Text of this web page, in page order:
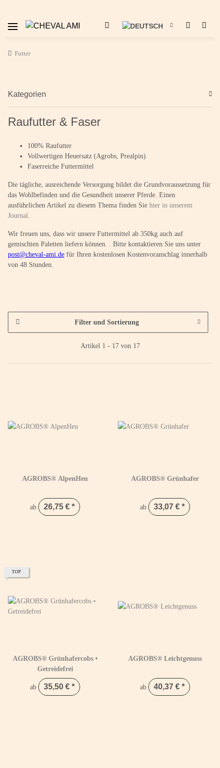
Futter
Raufutter & Faser
100% Raufutter
Vollwertigen Heuersatz (Agrobs, Prealpin)
Faserreiche Futtermittel
Die tägliche, ausreichende Versorgung bildet die Grundvoraussetzung für
das Wohlbefinden und die Gesundheit unserer Pferde. Einen
ausführlichen Artikel zu diesem Thema finden Sie hier in unserem
Journal
Wir freuen uns, dass wir unsere Futtermittel ab 350kg auch auf
gemischten Paletten liefern können. . Bitte kontaktieren Sie uns unter
post@cheval-ami.de für Ihren kostenlosen Kostenvoranschlag innerhalb
von 48 Stunden.
Filter und Sortierung
Artikel 1 - 17 von 17
AGROBS® AlpenHeu
ab 26,75 € *
AGROBS® Grünhafer
ab 33,07 € *
TOP
AGROBS® Grünhafercobs •
Getreidefrei
ab 35,50 € *
AGROBS® Leichtgenuss
ab 40,37 € *
Kategorien